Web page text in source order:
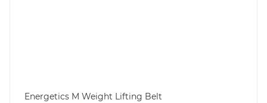
Energetics M Weight Lifting Belt